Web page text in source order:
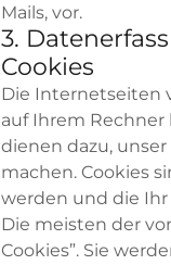
Mails, vor.
3.
Cookies
Die Internetseiten
auf Ihrem
dienen dazu,
machen. Cookies
werden und die
Die meisten der
Cookies”. Sie